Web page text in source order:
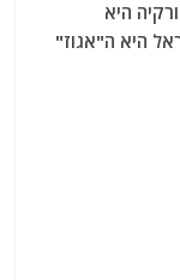
היא
היא ה"אגוז"